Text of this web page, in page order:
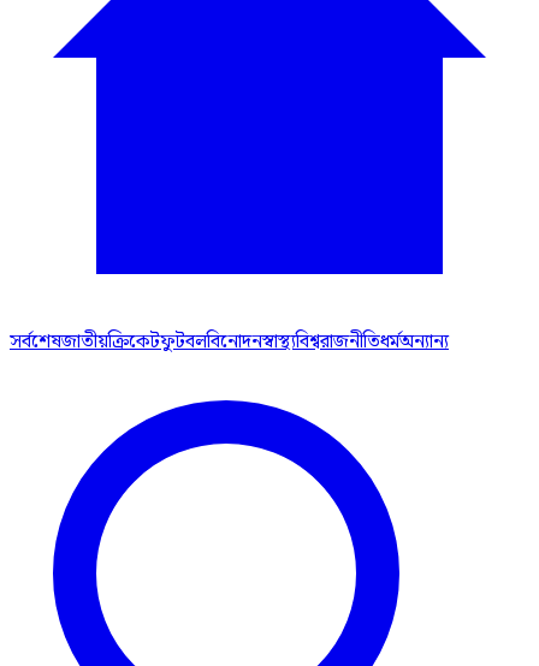
সর্বশেষজাতীয়ক্রিকেটফুটবলবিনোদনস্বাস্থ্যবিশ্বরাজনীতিধর্মঅন্যান্য